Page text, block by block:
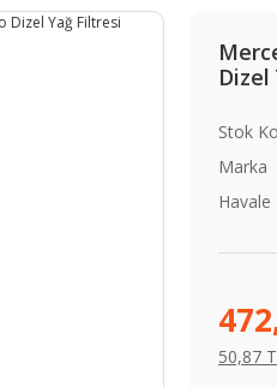
Dizel
Stok
Marka
Havale
50,87